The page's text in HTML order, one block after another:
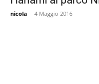
nicola - 4 Maggio 2016